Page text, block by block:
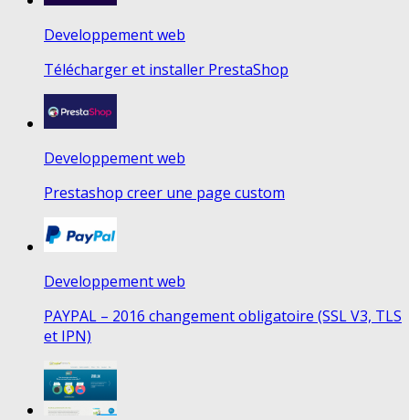
Developpement web
Télécharger et installer PrestaShop
Developpement web
Prestashop creer une page custom
Developpement web
PAYPAL – 2016 changement obligatoire (SSL V3, TLS
et IPN)